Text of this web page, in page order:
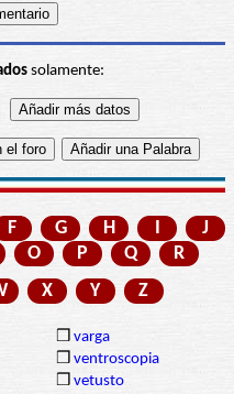
solamente:
F G H I
J
O P Q
R
X Y Z
❒ varga
❒ ventroscopia
❒ vetusto